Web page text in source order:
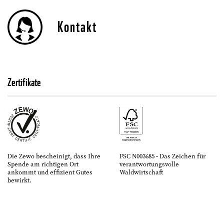
Kontakt
Zertifikate
Die Zewo bescheinigt, dass Ihre
Spende am richtigen Ort
ankommt und effizient Gutes
bewirkt.
FSC N003685 - Das Zeichen für
verantwortungsvolle
Waldwirtschaft